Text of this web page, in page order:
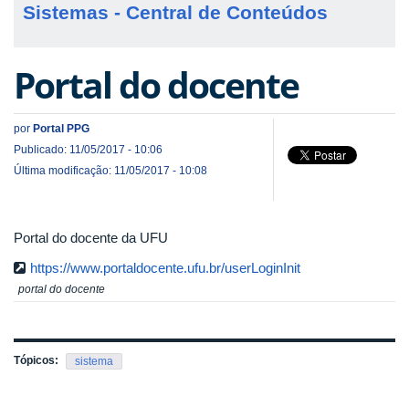
Sistemas - Central de Conteúdos
Portal do docente
por Portal PPG
Publicado: 11/05/2017 - 10:06
Última modificação: 11/05/2017 - 10:08
Portal do docente da UFU
https://www.portaldocente.ufu.br/userLoginInit
portal do docente
Tópicos: sistema